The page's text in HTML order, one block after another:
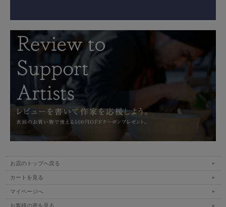
お店のトップへ戻る
カートを見る
マイページへ
お客様の声を見る